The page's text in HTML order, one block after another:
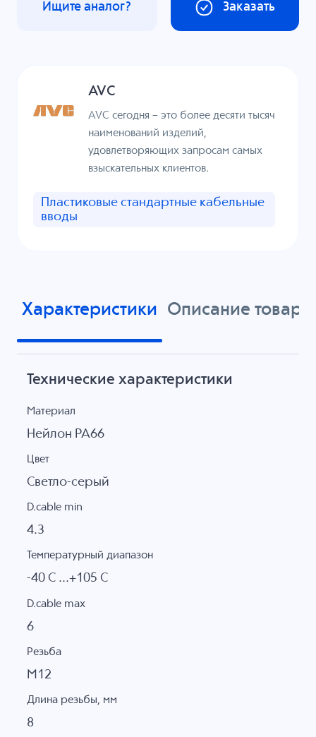
Заказать
Ищите аналог?
AVC
AVC сегодня – это более десяти тысяч
наименований изделий,
удовлетворяющих запросам самых
взыскательных клиентов.
Пластиковые стандартные кабельные
вводы
Характеристики Описание товара
Технические характеристики
Материал
Нейлон PA66
Цвет
Светло-серый
D.cable min
4.3
Температурный диапазон
-40 C ...+105 C
D.cable max
6
Резьба
M12
Длина резьбы, мм
8